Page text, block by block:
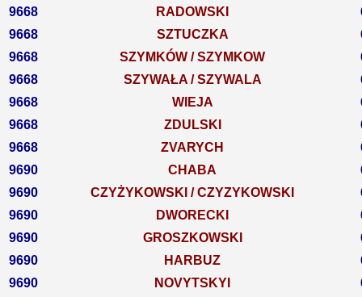
9668
RADOWSKI
9668
SZTUCZKA
9668
SZYMKÓW / SZYMKOW
9668
SZYWAŁA / SZYWALA
9668
WIEJA
9668
ZDULSKI
9668
ZVARYCH
9690
CHABA
9690
CZYŻYKOWSKI / CZYZYKOWSKI
9690
DWORECKI
9690
GROSZKOWSKI
9690
HARBUZ
9690
NOVYTSKYI